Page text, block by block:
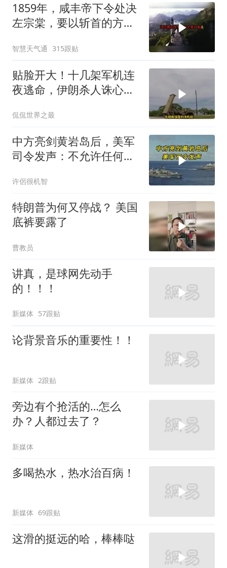
1859年，咸丰帝下令处决
左宗棠，要以斩首的方式
的关头
智慧天气通 315跟贴
贴脸开大！十几架军机连
夜逃命，伊朗杀人诛心，
侃侃世界之最
中方亮剑黄岩岛后，美军
司令发声：不允许任何国
许侶很机智
特朗普为何又停战？ 美国
底裤要露了
曹教员
讲真，是球网先动手
的！！！
新媒体 57跟贴
论背景音乐的重要性！！
新媒体 2跟贴
旁边有个抢活的…怎么
办？人都过去了？
新媒体
多喝热水，热水治百病！
新媒体 69跟贴
这滑的挺远的哈，棒棒哒